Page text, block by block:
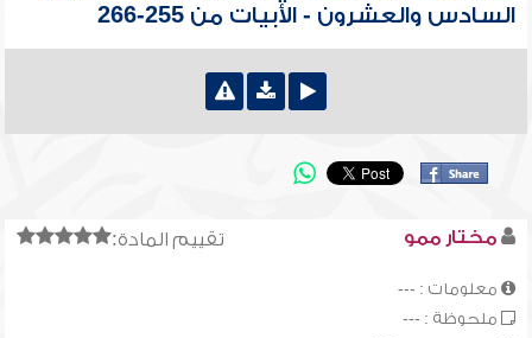
السادس والعشرون - الأبيات من 255-266
تقييم المادة: مختار ممو
معلومات : ---
ملحوظة : ---